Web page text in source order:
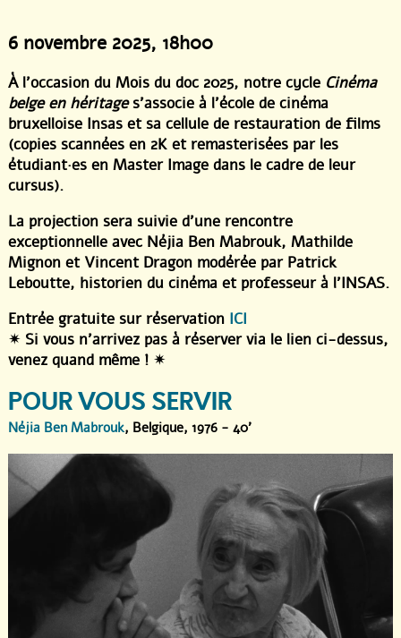
6 novembre 2025, 18h00
À l’occasion du Mois du doc 2025, notre cycle Cinéma
belge en héritages’associe à l’école de cinéma
bruxelloise Insas et sa cellule de restauration de films
(copies scannées en 2K et remasterisées par les
étudiant·es en Master Image dans le cadre de leur
cursus).
La projection sera suivie d’une rencontre
exceptionnelle avec Néjia Ben Mabrouk, Mathilde
Mignon et Vincent Dragon modérée par Patrick
Leboutte, historien du cinéma et professeur à l’INSAS.
Entrée gratuite sur réservation ICI
✴︎ Si vous n’arrivez pas à réserver via le lien ci-dessus,
venez quand même ! ✴︎
POUR VOUS SERVIR
Néjia Ben Mabrouk, Belgique, 1976 - 40'